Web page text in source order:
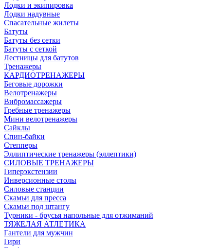
Лодки и экипировка
Лодки надувные
Спасательные жилеты
Батуты
Батуты без сетки
Батуты с сеткой
Лестницы для батутов
Тренажеры
КАРДИОТРЕНАЖЕРЫ
Беговые дорожки
Велотренажеры
Вибромассажеры
Гребные тренажеры
Мини велотренажеры
Сайклы
Спин-байки
Степперы
Эллиптические тренажеры (эллептики)
СИЛОВЫЕ ТРЕНАЖЕРЫ
Гиперэкстензии
Инверсионные столы
Силовые станции
Скамьи для пресса
Скамьи под штангу
Турники - брусья напольные для отжиманий
ТЯЖЕЛАЯ АТЛЕТИКА
Гантели для мужчин
Гири